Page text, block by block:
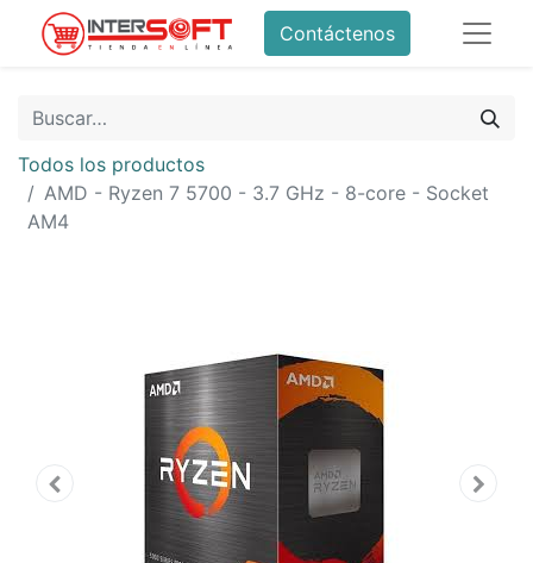
Contáctenos
Todos los productos
AMD - Ryzen 7 5700 - 3.7 GHz - 8-core - Socket
AM4